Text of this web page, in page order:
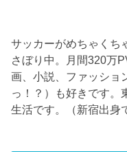
サッカーがめちゃくち
さぼり中。月間320万
画、小説、ファッショ
っ！？）も好きです。
生活です。（新宿出身